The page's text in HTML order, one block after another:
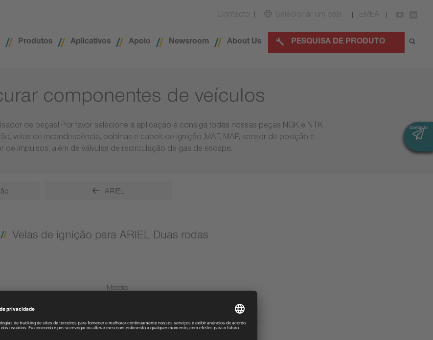
Contacto Selecionar um país EMEA
Produtos Aplicativos Apoio Newsroom About Us PESQUISA DE PRODUTO
componentes de veículos
de peças! Por favor selecione a aplicação e consiga todas nossas peças NGK e NTK
velas de incandescência, bobinas e cabos de ignição ,MAF, MAP, sensor de posição e
de impulsos, além de válvulas de recirculação de gas de escape.
ARIEL
Velas de ignição para ARIEL Duas rodas
Modelo:
Contacto
Contacto